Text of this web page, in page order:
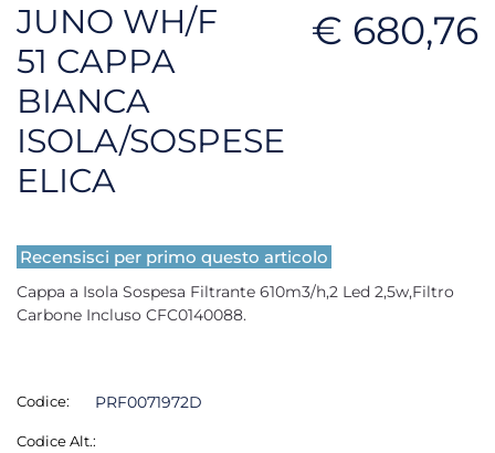
JUNO WH/F
51 CAPPA
BIANCA
ISOLA/SOSPESE
ELICA
€ 680,76
Recensisci per primo questo articolo
Cappa a Isola Sospesa Filtrante 610m3/h,2 Led 2,5w,Filtro
Carbone Incluso CFC0140088.
Codice: PRF0071972D
Codice Alt.: